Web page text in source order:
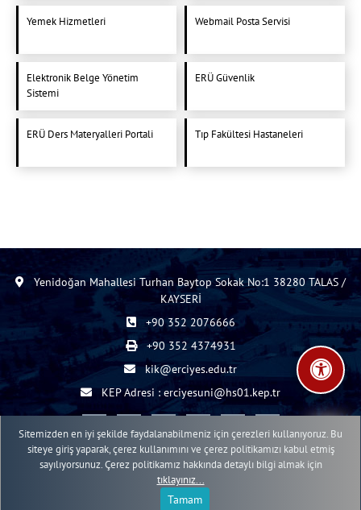
Yemek Hizmetleri Webmail Posta Servisi
Elektronik Belge Yönetim
Sistemi
ERÜ Güvenlik
ERÜ Ders Materyalleri Portali Tıp Fakültesi Hastaneleri
Yenidoğan Mahallesi Turhan Baytop Sokak No:1 38280 TALAS /
KAYSERİ
+90 352 2076666
+90 352 4374931
kik@erciyes.edu.tr
KEP Adresi : erciyesuni@hs01.kep.tr
2015 - 2026 © ERÜ Web İçerik Yönetim Sistemi
Erciyes Üniversitesi Bilgi İşlem Daire Başkanlığı Web Birimi
Sitemizden en iyi şekilde faydalanabilmeniz için çerezleri kullanıyoruz. Bu
siteye giriş yaparak, çerez kullanımını ve çerez politikamızı kabul etmiş
sayılıyorsunuz. Çerez politikamız hakkında detaylı bilgi almak için
tıklayınız...
Tamam